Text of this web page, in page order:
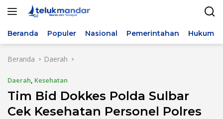
Beranda Populer Nasional Pemerintahan Hukum
Beranda Daerah
Daerah, Kesehatan
Tim Bid Dokkes Polda Sulbar
Cek Kesehatan Personel Polres